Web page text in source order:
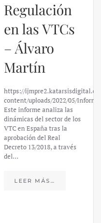
Regulación
en las VTCs
– Álvaro
Martín
https://
content/uploads/2022/05/
Este informe analiza las
dinámicas del sector de los
VTC en España tras la
aprobación del Real
Decreto 13/2018, a través
del…
LEER MÁS…